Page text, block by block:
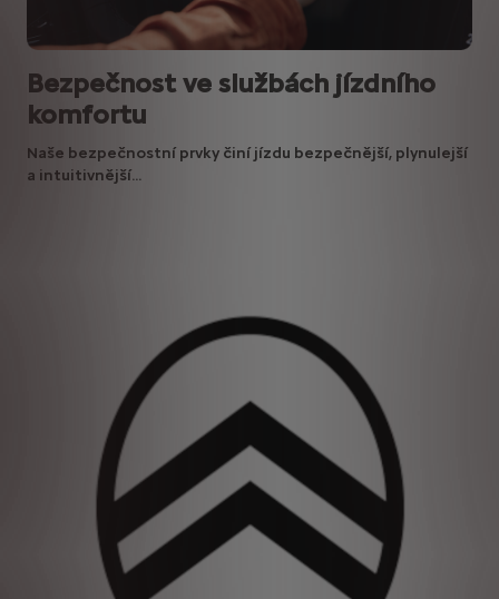
Bezpečnost ve službách jízdního
komfortu
Naše bezpečnostní prvky činí jízdu bezpečnější, plynulejší
a intuitivnější...